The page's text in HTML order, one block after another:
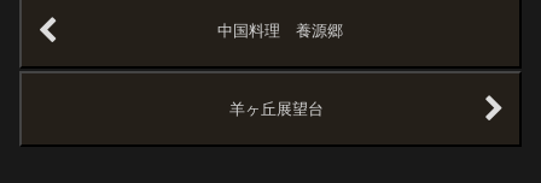
中国料理 養源郷
羊ヶ丘展望台